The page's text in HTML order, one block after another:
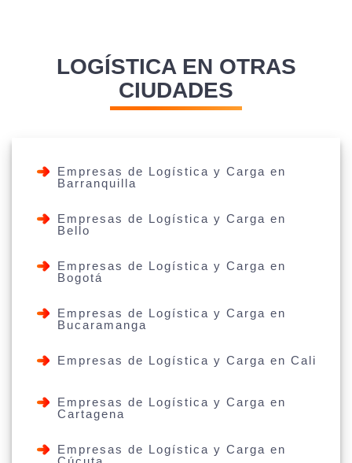
LOGÍSTICA EN OTRAS
CIUDADES
Empresas de Logística y Carga en
Barranquilla
Empresas de Logística y Carga en
Bello
Empresas de Logística y Carga en
Bogotá
Empresas de Logística y Carga en
Bucaramanga
Empresas de Logística y Carga en Cali
Empresas de Logística y Carga en
Cartagena
Empresas de Logística y Carga en